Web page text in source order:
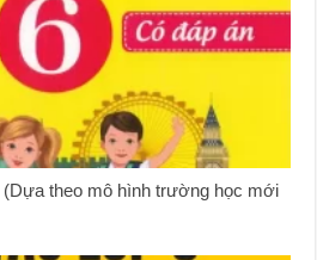
(Dựa theo mô hình trường học mới